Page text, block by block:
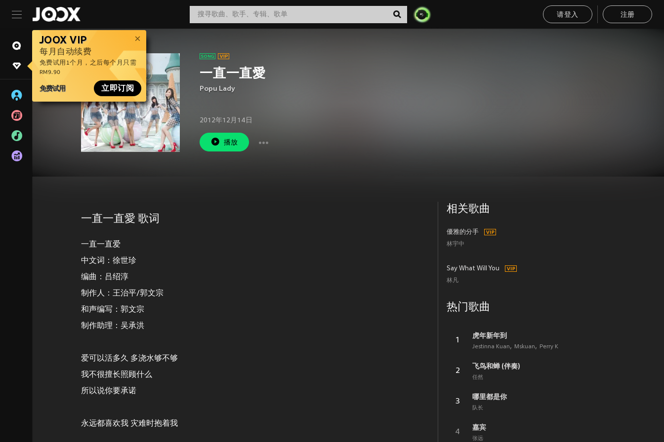
请登入 注册
JOOX VIP
每月自动续费
免费试用1个月，之后每个月只需
RM9.90
免费试用 立即订阅
一直一直愛
Popu Lady
2012年12月14日
播放
一直一直愛 歌词
一直一直爱
中文词：徐世珍
编曲：吕绍淳
制作人：王治平/郭文宗
和声编写：郭文宗
制作助理：吴承洪
爱可以活多久 多浇水够不够
我不很擅长照顾什么
所以说你要承诺
永远都喜欢我 灾难时抱着我
相关歌曲
優雅的分手
林宇中
Say What Will You
林凡
热门歌曲
1
虎年新年到
Jestinna Kuan Mskuan Perry K
2
飞鸟和蝉 (伴奏)
任然
3
哪里都是你
队长
4
嘉宾
张远